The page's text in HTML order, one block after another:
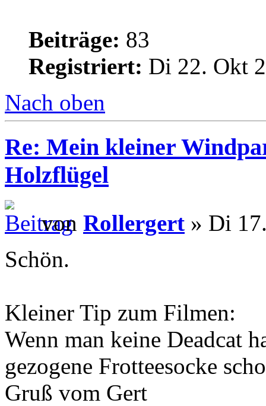
Beiträge: 83
Registriert: Di 22. Okt
Nach oben
Re: Mein kleiner
Holzflügel
von Rollergert » Di
Schön.
Kleiner Tip zum Filmen:
Wenn man keine Deadcat
gezogene Frotteesocke
Gruß vom Gert